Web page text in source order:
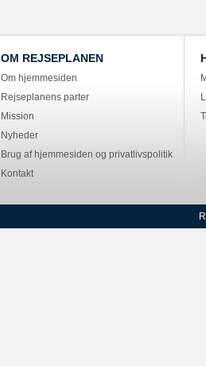
OM REJSEPLANEN
Om hjemmesiden
Rejseplanens parter
Mission
Nyheder
Brug af hjemmesiden og privatlivspolitik
Kontakt